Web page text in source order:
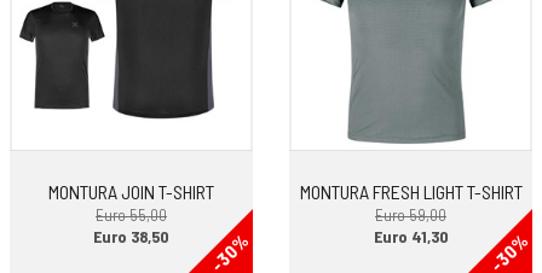
MONTURA JOIN T-SHIRT
Euro 55,00
-30%
Euro 38,50
MONTURA FRESH LIGHT T-SHIRT
Euro 59,00
-30%
Euro 41,30